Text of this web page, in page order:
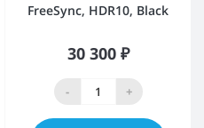
FreeSync, HDR10, Black
30 300 ₽
- +